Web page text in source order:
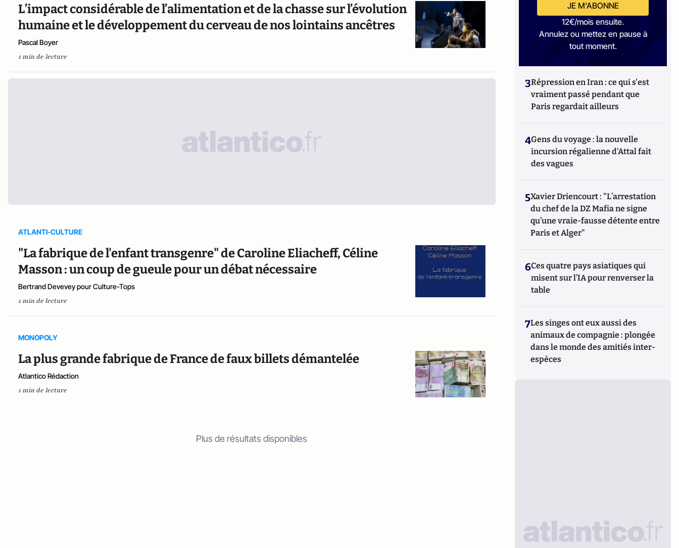
L’impact considérable de l’alimentation et de la chasse sur l’évolution
humaine et le développement du cerveau de nos lointains ancêtres
Pascal Boyer
1 min de lecture
ATLANTI-CULTURE
"La fabrique de l'enfant transgenre" de Caroline Eliacheff, Céline
Masson : un coup de gueule pour un débat nécessaire
Bertrand Devevey pour Culture-Tops
1 min de lecture
MONOPOLY
La plus grande fabrique de France de faux billets démantelée
Atlantico Rédaction
1 min de lecture
Plus de résultats disponibles
JE M'ABONNE
12€/mois ensuite.
Annulez ou mettez en pause à
tout moment.
3Répression en Iran : ce qui s'est
vraiment passé pendant que
Paris regardait ailleurs
4Gens du voyage : la nouvelle
incursion régalienne d'Attal fait
des vagues
5Xavier Driencourt : "L’arrestation
du chef de la DZ Mafia ne signe
qu’une vraie-fausse détente entre
Paris et Alger"
6Ces quatre pays asiatiques qui
misent sur l’IA pour renverser la
table
7Les singes ont eux aussi des
animaux de compagnie : plongée
dans le monde des amitiés inter-
espèces